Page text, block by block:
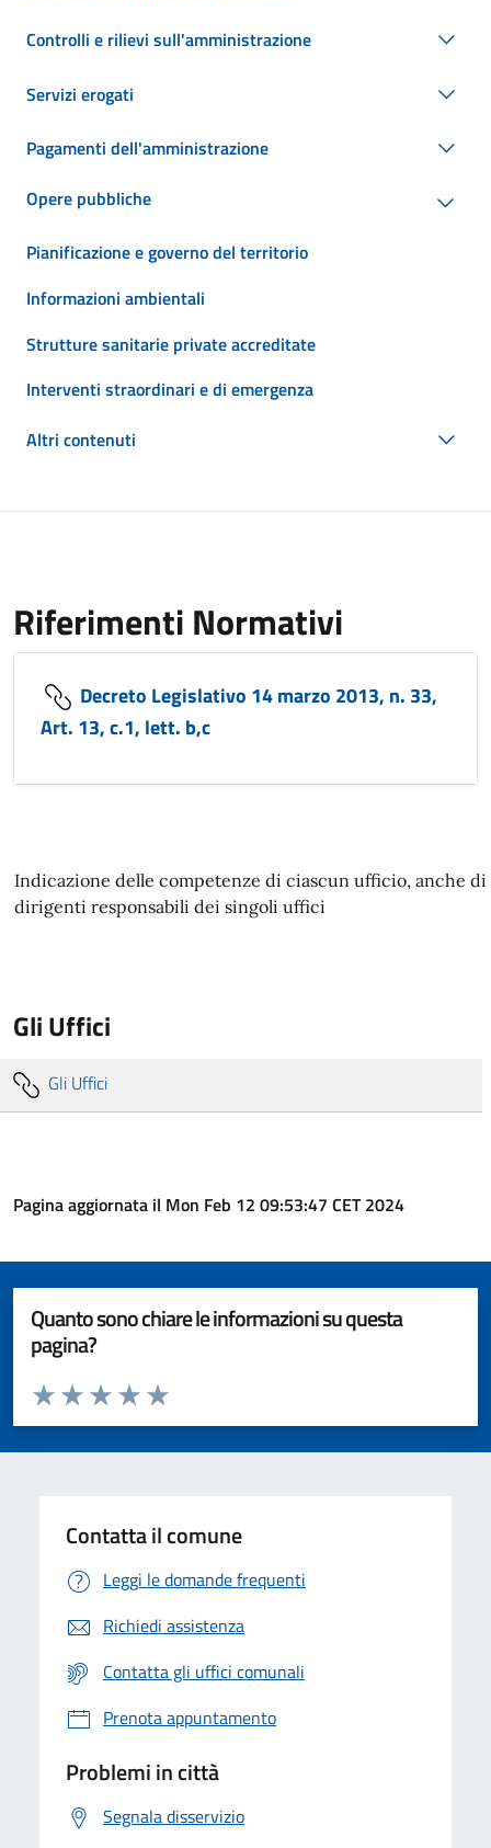
Controlli e rilievi sull'amministrazione
Servizi erogati
Pagamenti dell'amministrazione
Opere pubbliche
Pianificazione e governo del territorio
Informazioni ambientali
Strutture sanitarie private accreditate
Interventi straordinari e di emergenza
Altri contenuti
Riferimenti Normativi
Decreto Legislativo 14 marzo 2013, n. 33,
Art. 13, c.1, lett. b,c
Indicazione delle competenze di ciascun ufficio, anche
dirigenti responsabili dei singoli uffici
Gli Uffici
Gli Uffici
Pagina aggiornata il Mon Feb 12 09:53:47 CET 2024
Quanto sono chiare le informazioni su questa
pagina?
Valuta da 1 a 5 stelle la pagina
Valuta 5 stelle su 5
Valuta 4 stelle su 5
Valuta 3 stelle su 5
Valuta 2 stelle su 5
Valuta 1 stelle su 5
Contatta il comune
Leggi le domande frequenti
Richiedi assistenza
Contatta gli uffici comunali
Prenota appuntamento
Problemi in città
Segnala disservizio